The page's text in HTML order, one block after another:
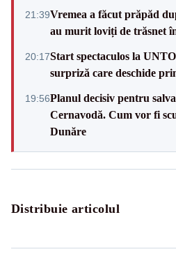
21:39Vremea a făcut prăpăd
au murit loviți de trăsnet
20:17Start spectaculos la
surpriză care deschide
19:56Planul decisiv pentru
Cernavodă. Cum vor fi
Dunăre
Distribuie articolul